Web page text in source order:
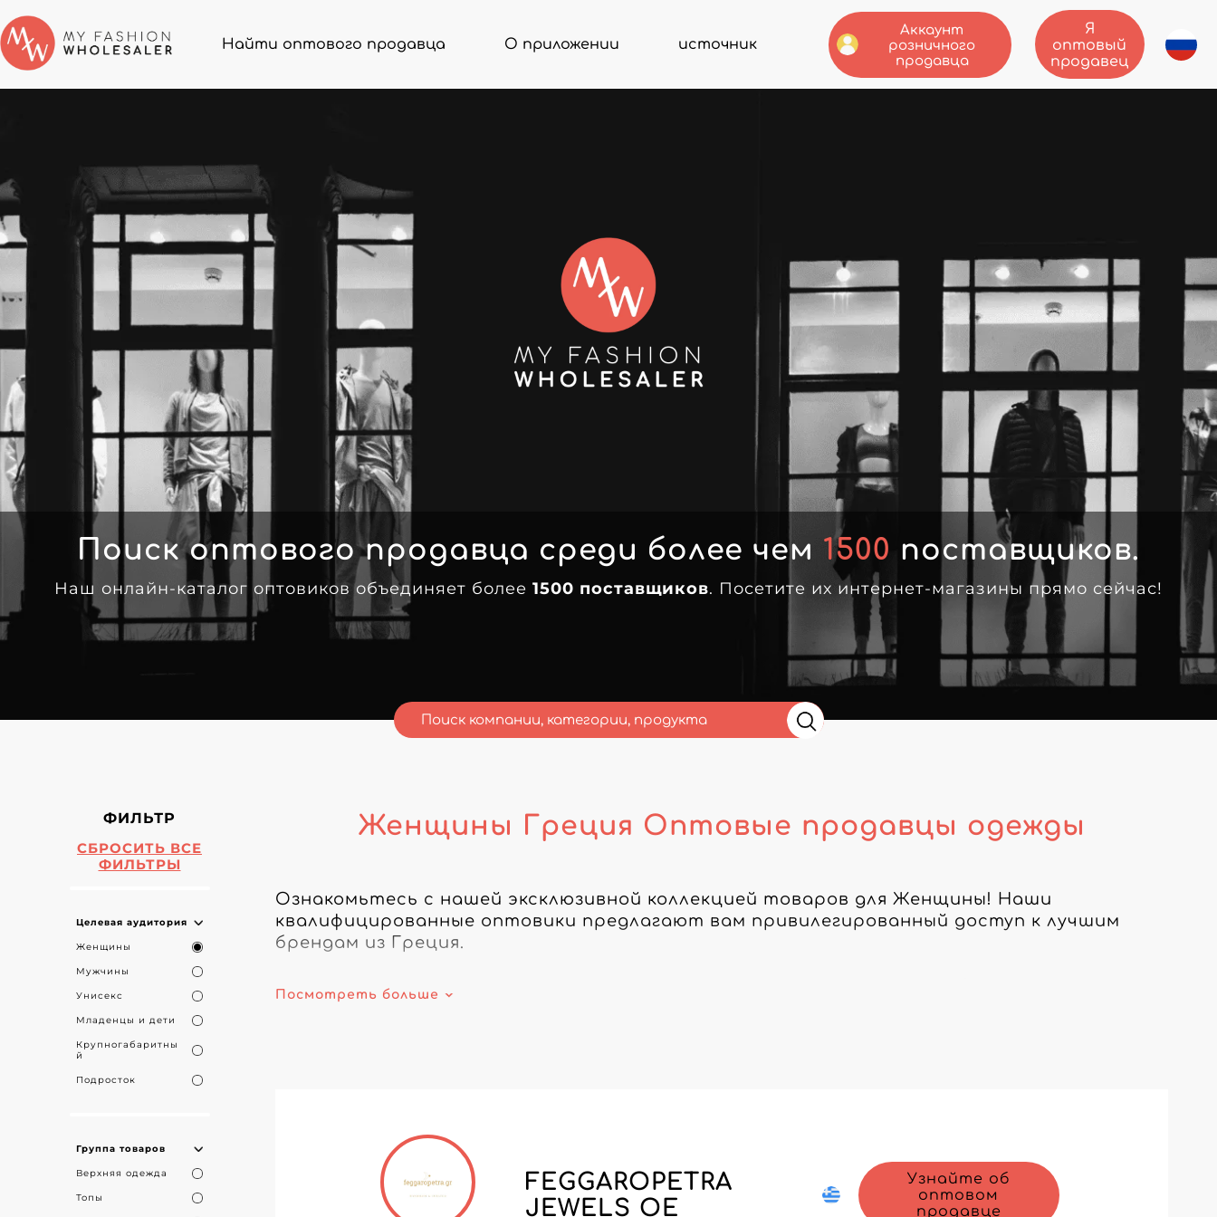
Найти оптового продавца О приложении источник
Аккаунт
розничного
продавца
Я
оптовый
продавец
Поиск оптового продавца среди более чем 1500 поставщиков.
Наш онлайн-каталог оптовиков объединяет более 1500 поставщиков. Посетите их интернет-магазины прямо сейчас!
ФИЛЬТР
СБРОСИТЬ ВСЕ
ФИЛЬТРЫ
Целевая аудитория
Женщины
Мужчины
Унисекс
Младенцы и дети
Крупногабаритны
й
Подросток
Группа товаров
Верхняя одежда
Топы
Женщины Греция Оптовые продавцы одежды
Ознакомьтесь с нашей эксклюзивной коллекцией товаров для Женщины! Наши
квалифицированные оптовики предлагают вам привилегированный доступ к лучшим
брендам из Греция.
Доверьтесь нашей сети квалифицированных оптовиков Греция, чтобы удовлетворить
Изучите наш онлайн-каталог прямо сейчас и повысьте продажи в своем магазине с
помощью лучших товаров Греция!
Посмотреть больше
FEGGAROPETRA
JEWELS OE
Узнайте об
оптовом
продавце